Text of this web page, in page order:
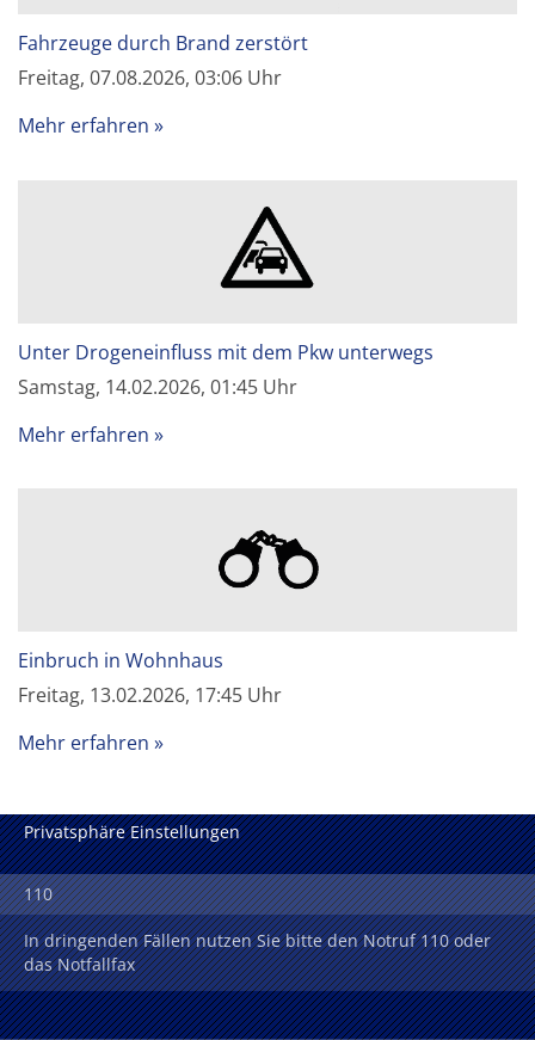
Fahrzeuge durch Brand zerstört
Freitag, 07.08.2026, 03:06 Uhr
Mehr erfahren
Unter Drogeneinfluss mit dem Pkw unterwegs
Samstag, 14.02.2026, 01:45 Uhr
Mehr erfahren
Einbruch in Wohnhaus
Freitag, 13.02.2026, 17:45 Uhr
Mehr erfahren
Privatsphäre Einstellungen
110
In dringenden Fällen nutzen Sie bitte den Notruf 110 oder
das Notfallfax